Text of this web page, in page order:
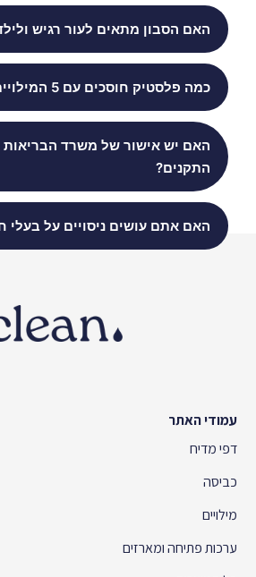
האם הסבון מתאים לעור רגיש
כמה פלסטיק חוסכים עם 5 המילויים?
האם יש אישור של משרד הבריאות
התקנים?
האם אתם עושים ניסויים על בעלי
עמודי האתר
דפי מדיח
כביסה
מילויים
ערכות פתיחה ומארזים